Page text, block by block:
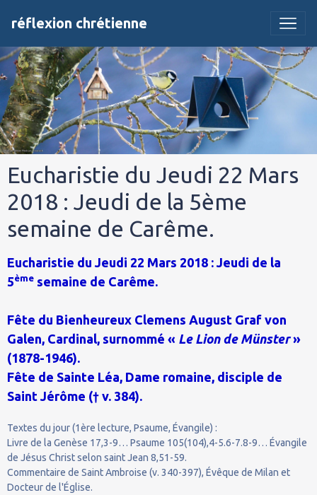
réflexion chrétienne
Eucharistie du Jeudi 22 Mars
2018 : Jeudi de la 5ème
semaine de Carême.
Eucharistie du Jeudi 22 Mars 2018 : Jeudi de la
5ème semaine de Carême.
Fête du Bienheureux Clemens August Graf von
Galen, Cardinal, surnommé « Le Lion de Münster»
(1878-1946).
Fête de Sainte Léa, Dame romaine, disciple de
Saint Jérôme († v. 384).
Textes du jour (1ère lecture, Psaume, Évangile) :
Livre de la Genèse 17,3-9… Psaume 105(104),4-5.6-7.8-9… Évangile
de Jésus Christ selon saint Jean 8,51-59.
Commentaire de Saint Ambroise (v. 340-397), Évêque de Milan et
Docteur de l'Église.